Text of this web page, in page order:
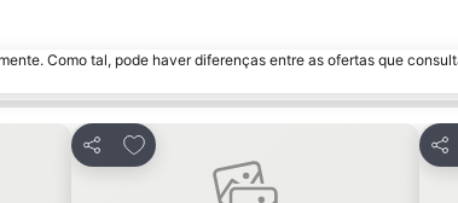
Como tal, pode haver diferenças entre as ofertas que
Partilhar
Adicionar aos favoritos